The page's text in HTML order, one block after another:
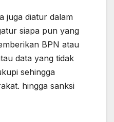
juga diatur dalam
siapa pun yang
BPN atau
data yang tidak
sehingga
hingga sanksi